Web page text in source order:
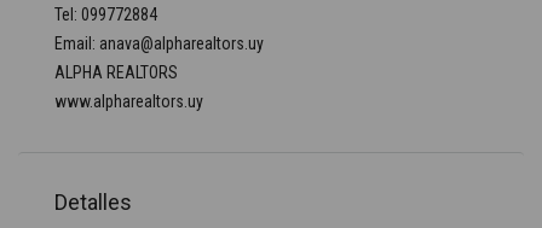
Tel: 099772884
Email: anava@alpharealtors.uy
ALPHA REALTORS
www.alpharealtors.uy
Detalles